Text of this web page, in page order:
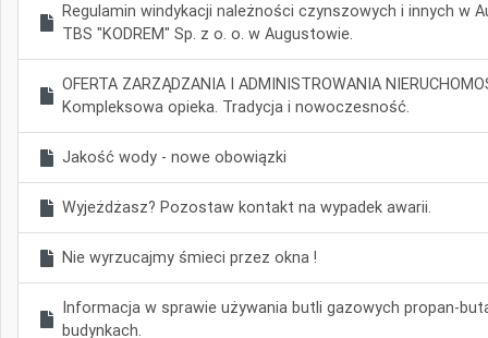
Regulamin windykacji należności czynszowych i innych w
TBS "KODREM" Sp. z o. o. w Augustowie.
OFERTA ZARZĄDZANIA I ADMINISTROWANIA
Kompleksowa opieka. Tradycja i nowoczesność.
Jakość wody - nowe obowiązki
Wyjeżdżasz? Pozostaw kontakt na wypadek awarii.
Nie wyrzucajmy śmieci przez okna !
Informacja w sprawie używania butli gazowych propan-
budynkach.